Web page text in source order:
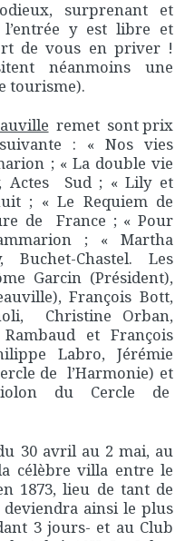
surprenant et
l’entrée y est libre et
de vous en priver !
néanmoins une
tourisme).
remet sont prix
: « Nos vies
; « La double vie
Actes Sud ; « Lily et
; « Le Requiem de
de France ; « Pour
; « Martha
Chastel. Les
Garcin (Président),
François Bott,
Christine Orban,
et François
Labro, Jérémie
de l’Harmonie) et
du Cercle de
30 avril au 2 mai, au
célèbre villa entre le
1873, lieu de tant de
ainsi le plus
3 jours- et au Club